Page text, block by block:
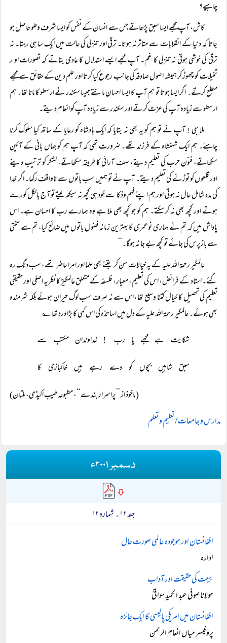
چاہیے؟
کاش، آپ مجھے ایسا سبق پڑھاتے جس سے انسان کے نفس کو ایسا شرف وعلو حاصل ہو
جاتا کہ دنیا کے انقلابات سے متاثر نہ ہوتا۔ ترقی اور تنزلی کی حالت میں ایک سا ہی رہتا۔ نہ
ترقی کی خوشی ہوتی نہ تنزلی کا غم۔ آپ مجھے ایسے استدلال کا عادی بناتے کہ تصورات او ر
تخیلات کو چھوڑ کر ہمیشہ اصول صادقہ کی جانب رجوع کیا کرتا اور علم دین کے حقائق سے مجھے
مطلع کرتے۔ اگر ایسا ہوتا تو ہم آپ کا ایسا احسان مانتے جیسا سکندر نے ارسطو کا مانا تھا۔ ہم
ارسطو سے زیادہ آپ کی عزت کرتے اور سکندر سے زیادہ آپ کو انعام دیتے۔
ملا جی !آپ نے تو ہم کو یہ بھی نہ بتایا کہ ایک بادشاہ کو رعایا کے ساتھ کیا سلوک کرنا
چاہئے۔ ہم ایک شہنشاہ کے فرزند تھے۔ ضرورت تھی کہ آپ ہم کو جہاں بانی کے آئین
سکھاتے، فنون حرب کی تعلیم دیتے، صف آرائی کا طریقہ سکھاتے، لشکر کو ترتیب دینے
اور قلعوں کو توڑنے کی تعلیم دیتے۔ آپ نے تو ہمیں سب باتوں سے ناواقف رکھا۔ اگر خدا
کی مدد شامل حال نہ ہوتی اور ہم اپنے فہم وذکا سے خود ہی کچھ نہ سیکھ لیتے تو آج بالکل کورے
ہوتے اور کچھ بھی نہ کرسکتے۔ ہم کو جو کچھ بھی ملا ہے وہ ہمارے رب کا احسان ہے۔ اس
پاداش میں کہ تم نے ہماری نوعمری کا بہترین زمانہ فضول باتوں میں ضائع کیا، تم سے سختی
سے بازپرس کی جائے تو کچھ بے جا نہ ہوگا۔‘‘
عالمگیر رحمۃ اللہ علیہ کے یہ خیالات سن کر جتنے بھی علما اور امرا حاضر تھے، سب دنگ رہ
گئے۔ استاد کے فرائض، اس کی تعلیم، معیار، فلسفہ کے متعلق عالمگیرؒ کا نظریہ اصلی اور حقیقی
تعلیم کی تحصیل کا خیال کتنا وسیع تھا، اس سے نہ صرف سب لوگ حیران ہوئے بلکہ شرمندہ
بھی ہوئے۔ عالمگیر رحمۃ اللہ علیہ کے دل میں اساتذہ کی اس کمی کا بڑا درد تھا ؂
شکایت ہے مجھے یا رب !
خداوندان مکتب سے
سبق شاہیں بچوں کو دے رہے ہیں خاکبازی کا
(ماخوذ از ’’پراسرار بندے‘‘، مطبوعہ طیب اکیڈمی، ملتان)
مدارس و جامعات / تعلیم و تعلم
دسمبر ۲۰۰۱ء
جلد ۱۲ ۔ شمارہ ۱۲
افغانستان اور موجودہ عالمی صورت حال
ادارہ
بیعت کی حقیقت اور آداب
مولانا صوفی عبد الحمید سواتیؒ
افغانستان میں امریکی پالیسی کا ایک جائزہ
پروفیسر میاں انعام الرحمن